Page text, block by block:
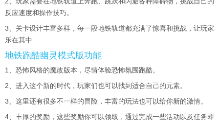
反应速度和操作技巧。
3、关卡设计丰富多样，每一段地铁轨道都充满了惊喜和挑战，让玩家
乐在其中
地铁跑酷幽灵模式版功能
1、恐怖风格的魔改版本，尽情体验恐怖氛围跑酷。
2、进入这个新的时代，玩家们也可以找到适合自己的元素。
3、这里还有很多不一样的冒险，丰富的玩法也可以给你新的激情。
4、丰厚的奖励，这些奖励你可以领取，通过完成一些活动以及任务即